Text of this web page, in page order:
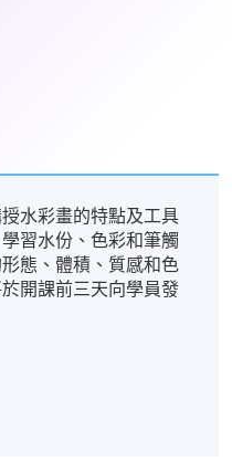
水彩畫的特點及工具
習水份、色彩和筆觸
態、體積、質感和色
開課前三天向學員發